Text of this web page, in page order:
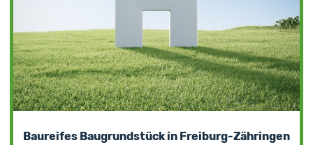
Baureifes Baugrundstück in Freiburg-Zähringen